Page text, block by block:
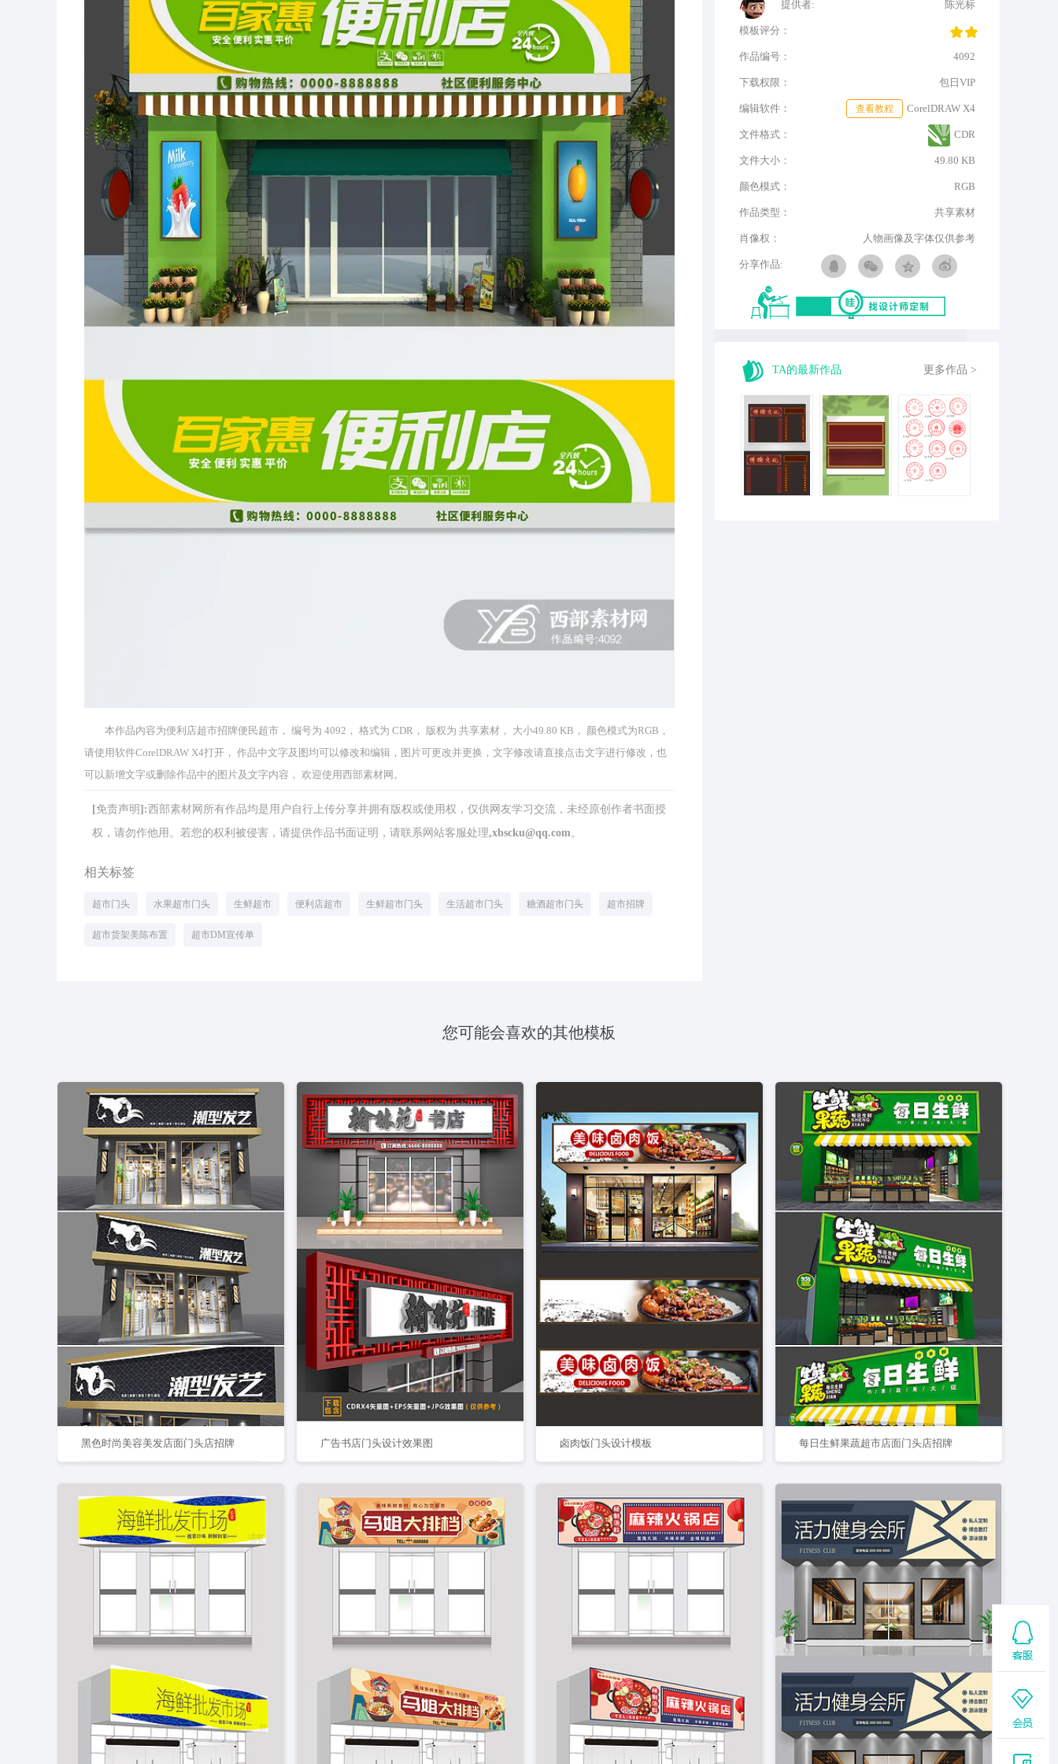
本作品内容为便利店超市招牌便民超市， 编号为 4092， 格式为 CDR， 版权为 共享素材， 大小49.80 KB， 颜色模式为RGB，
请使用软件CorelDRAW X4打开， 作品中文字及图均可以修改和编辑，图片可更改并更换，文字修改请直接点击文字进行修改，也
可以新增文字或删除作品中的图片及文字内容， 欢迎使用西部素材网。
[免责声明]:西部素材网所有作品均是用户自行上传分享并拥有版权或使用权，仅供网友学习交流，未经原创作者书面授
权，请勿作他用。若您的权利被侵害，请提供作品书面证明，请联系网站客服处理,xbscku@qq.com。
相关标签
超市门头 水果超市门头 生鲜超市 便利店超市 生鲜超市门头 生活超市门头 糖酒超市门头 超市招牌
超市货架美陈布置 超市DM宣传单
提供者: 陈光标
模板评分：
作品编号： 4092
下载权限： 包日VIP
编辑软件： CorelDRAW X4
查看教程
文件格式： CDR
文件大小： 49.80 KB
颜色模式： RGB
作品类型： 共享素材
肖像权： 人物画像及字体仅供参考
分享作品:
TA的最新作品 更多作品 >
您可能会喜欢的其他模板
黑色时尚美容美发店面门头店招牌 广告书店门头设计效果图 卤肉饭门头设计模板 每日生鲜果蔬超市店面门头店招牌